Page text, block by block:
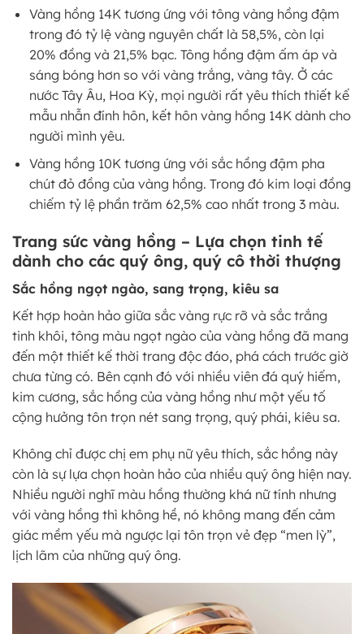
Vàng hồng 14K tương ứng với tông vàng hồng đậm
trong đó tỷ lệ vàng nguyên chất là 58,5%, còn lại
20% đồng và 21,5% bạc. Tông hồng đậm ấm áp và
sáng bóng hơn so với vàng trắng, vàng tây. Ở các
nước Tây Âu, Hoa Kỳ, mọi người rất yêu thích thiết kế
mẫu nhẫn đính hôn, kết hôn vàng hồng 14K dành cho
người mình yêu.
Vàng hồng 10K tương ứng với sắc hồng đậm pha
chút đỏ đồng của vàng hồng. Trong đó kim loại đồng
chiếm tỷ lệ phần trăm 62,5% cao nhất trong 3 màu.
Trang sức vàng hồng – Lựa chọn tinh tế
dành cho các quý ông, quý cô thời thượng
Sắc hồng ngọt ngào, sang trọng, kiêu sa
Kết hợp hoàn hảo giữa sắc vàng rực rỡ và sắc trắng
tinh khôi, tông màu ngọt ngào của vàng hồng đã mang
đến một thiết kế thời trang độc đáo, phá cách trước giờ
chưa từng có. Bên cạnh đó với nhiều viên đá quý hiếm,
kim cương, sắc hồng của vàng hồng như một yếu tố
cộng hưởng tôn trọn nét sang trọng, quý phái, kiêu sa.
Không chỉ được chị em phụ nữ yêu thích, sắc hồng này
còn là sự lựa chọn hoàn hảo của nhiều quý ông hiện nay.
Nhiều người nghĩ màu hồng thường khá nữ tính nhưng
với vàng hồng thì không hề, nó không mang đến cảm
giác mềm yếu mà ngược lại tôn trọn vẻ đẹp “men lỳ”,
lịch lãm của những quý ông.